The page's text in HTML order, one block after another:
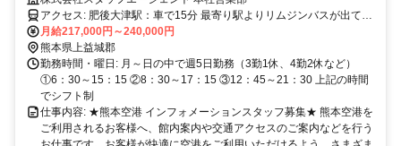
アクセス: 肥後大津駅：車で15分 最寄り駅よりリムジンバスが出てい
ます
月給217,000円～240,000円
熊本県上益城郡
勤務時間・曜日: 月～日の中で週5日勤務（3勤1休、4勤2休など）
①6：30～15：15 ②8：30～17：15 ③12：45～21：30 上記の時間
でシフト制
仕事内容: ★熊本空港 インフォメーションスタッフ募集★ 熊本空港を
ご利用されるお客様へ、館内案内や交通アクセスのご案内などを行う